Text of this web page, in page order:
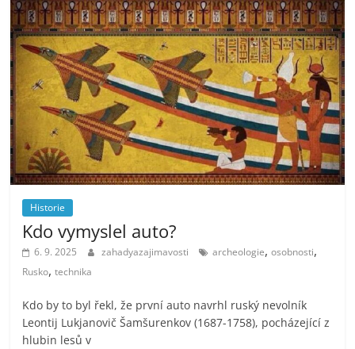
Historie
Kdo vymyslel auto?
6. 9. 2025 zahadyazajimavosti archeologie,osobnosti,
Rusko,technika
Kdo by to byl řekl, že první auto navrhl ruský nevolník
Leontij Lukjanovič Šamšurenkov (1687-1758), pocházející z
hlubin lesů v